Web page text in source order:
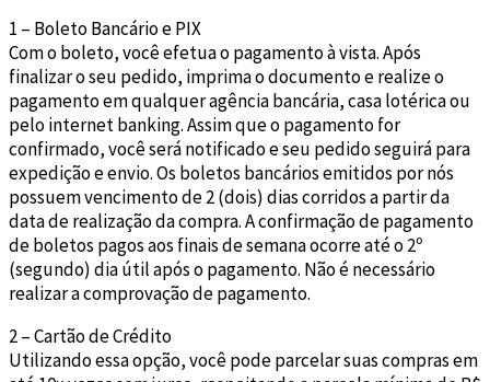
1 – Boleto Bancário e PIX
Com o boleto, você efetua o pagamento à vista. Após
finalizar o seu pedido, imprima o documento e realize o
pagamento em qualquer agência bancária, casa lotérica ou
pelo internet banking. Assim que o pagamento for
confirmado, você será notificado e seu pedido seguirá para
expedição e envio. Os boletos bancários emitidos por nós
possuem vencimento de 2 (dois) dias corridos a partir da
data de realização da compra. A confirmação de pagamento
de boletos pagos aos finais de semana ocorre até o 2º
(segundo) dia útil após o pagamento. Não é necessário
realizar a comprovação de pagamento.
2 – Cartão de Crédito
Utilizando essa opção, você pode parcelar suas compras em